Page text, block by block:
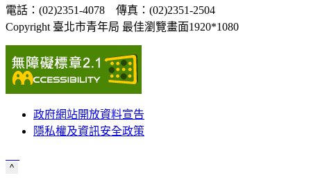
電話：(02)2351-4078 傳真：(02)2351-2504
Copyright 臺北市青年局 最佳瀏覽畫面1920*1080
政府網站開放資料宣告
隱私權及資訊安全政策